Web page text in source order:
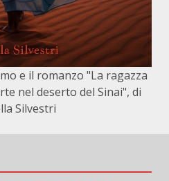
e il romanzo "La ragazza
nel deserto del Sinai", di
Silvestri